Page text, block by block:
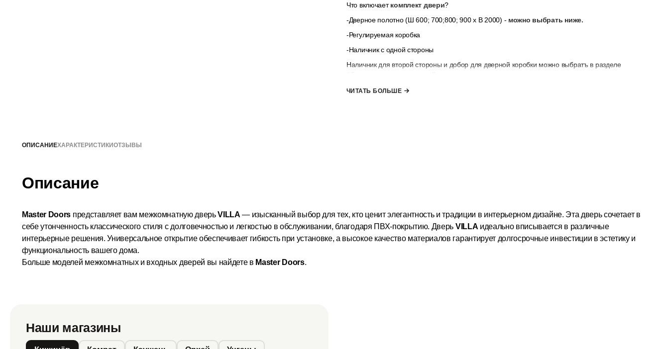
Что включаеткомплект двери?
-Дверное полотно (Ш 600; 700;800; 900 x В 2000) - можно выбрать ниже.
-Регулируемая коробка
-Наличник с одной стороны
Наличник для второй стороны и добор для дверной коробки можно выбратъ в разделе
ЧИТАТЬ БОЛЬШЕ
ОПИСАНИЕХАРАКТЕРИСТИКИОТЗЫВЫ
Описание
Master Doors представляет вам межкомнатную дверьVILLA — изысканный выбор для тех, кто ценит элегантность и традиции в интерьерном дизайне. Эта дверь сочетает в
себе утонченность классического стиля с долговечностью и легкостью в обслуживании, благодаря ПВХ-покрытию. Дверь VILLA идеально вписывается в различные
интерьерные решения. Универсальное открытие обеспечивает гибкость при установке, а высокое качество материалов гарантирует долгосрочные инвестиции в эстетику и
функциональность вашего дома.
Больше моделей межкомнатных и входных дверей вы найдете в Master Doors.
Наши магазины